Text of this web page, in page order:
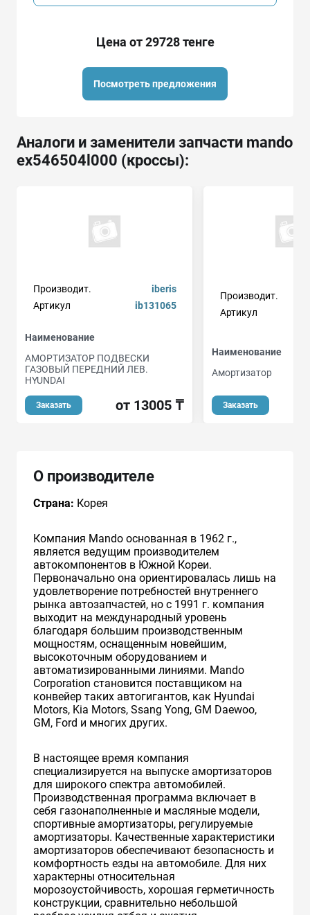
Цена от 29728 тенге
Посмотреть предложения
Аналоги и заменители запчасти mando
ex546504l000 (кроссы):
Производит.
iberis
Артикул
ib131065
Наименование
АМОРТИЗАТОР ПОДВЕСКИ
ГАЗОВЫЙ ПЕРЕДНИЙ ЛЕВ.
HYUNDAI
Заказать от 13005 ₸
Производит.
Артикул
Наименование
Амортизатор
Заказать
О производителе
Страна: Корея
Компания Маndo основанная в 1962 г.,
является ведущим производителем
автокомпонентов в Южной Кореи.
Первоначально она ориентировалась лишь на
удовлетворение потребностей внутреннего
рынка автозапчастей, но с 1991 г. компания
выходит на международный уровень
благодаря большим производственным
мощностям, оснащенным новейшим,
высокоточным оборудованием и
автоматизированными линиями. Mando
Corporation становится поставщиком на
конвейер таких автогигантов, как Hyundai
Motors, Kia Motors, Ssang Yong, GM Daewoo,
GM, Ford и многих других.
В настоящее время компания
специализируется на выпуске амортизаторов
для широкого спектра автомобилей.
Производственная программа включает в
себя газонаполненные и масляные модели,
спортивные амортизаторы, регулируемые
амортизаторы. Качественные характеристики
амортизаторов обеспечивают безопасность и
комфортность езды на автомобиле. Для них
характерны относительная
морозоустойчивость, хорошая герметичность
конструкции, сравнительно небольшой